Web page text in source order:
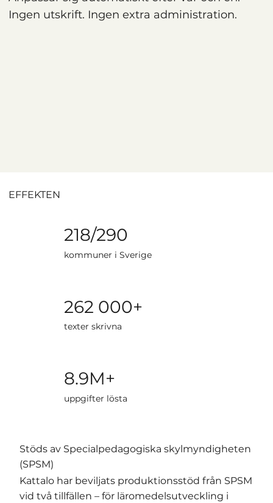
Ingen utskrift. Ingen extra administration.
Stöds av Specialpedagogiska skylmyndigheten
(SPSM)
Kattalo har beviljats produktionsstöd från SPSM
vid två tillfällen – för läromedelsutveckling i
218/290
kommuner i Sverige
262 000+
texter skrivna
8.9M+
uppgifter lösta
EFFEKTEN